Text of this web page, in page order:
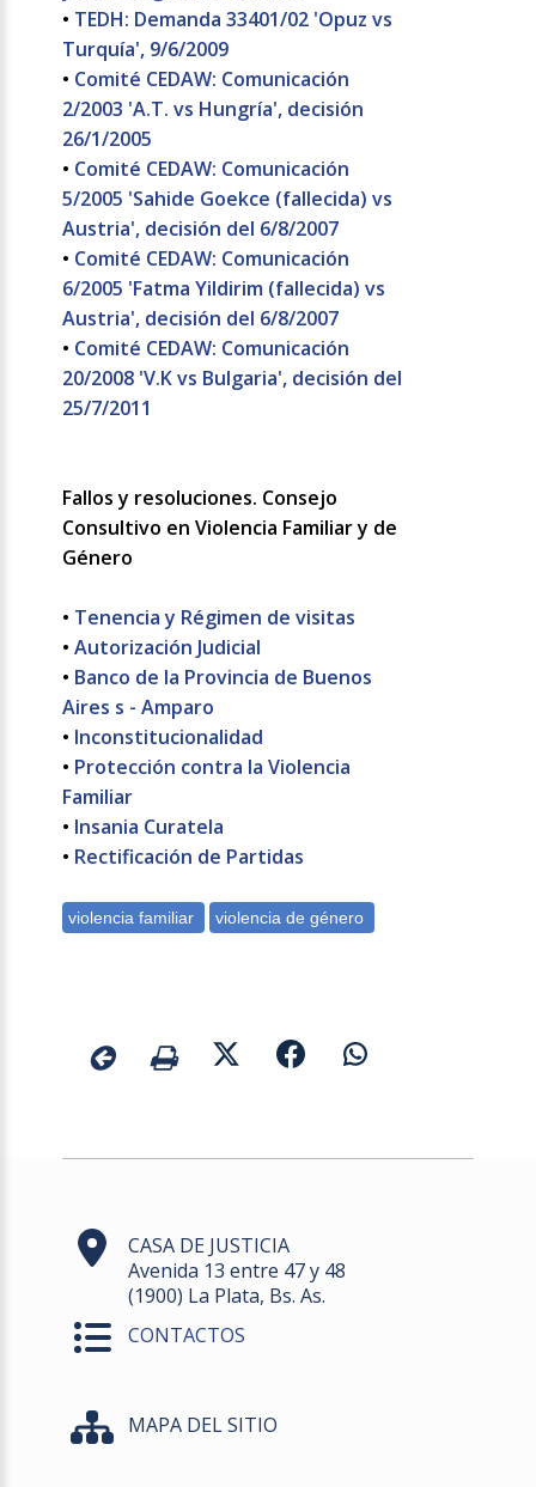
• TEDH: Demanda 33401/02 'Opuz vs
Turquía', 9/6/2009
• Comité CEDAW: Comunicación
2/2003 'A.T. vs Hungría', decisión
26/1/2005
• Comité CEDAW: Comunicación
5/2005 'Sahide Goekce (fallecida) vs
Austria', decisión del 6/8/2007
• Comité CEDAW: Comunicación
6/2005 'Fatma Yildirim (fallecida) vs
Austria', decisión del 6/8/2007
• Comité CEDAW: Comunicación
20/2008 'V.K vs Bulgaria', decisión del
25/7/2011
Fallos y resoluciones. Consejo
Consultivo en Violencia Familiar y de
Género
• Tenencia y Régimen de visitas
•Autorización Judicial
• Banco de la Provincia de Buenos
Aires s - Amparo
• Inconstitucionalidad
• Protección contra la Violencia
Familiar
• Insania Curatela
• Rectificación de Partidas
CASA DE JUSTICIA
Avenida 13 entre 47 y 48
(1900) La Plata, Bs. As.
CONTACTOS
MAPA DEL SITIO